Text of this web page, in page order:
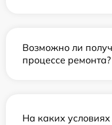
Возможно ли
процессе ремонта?
На каких условиях